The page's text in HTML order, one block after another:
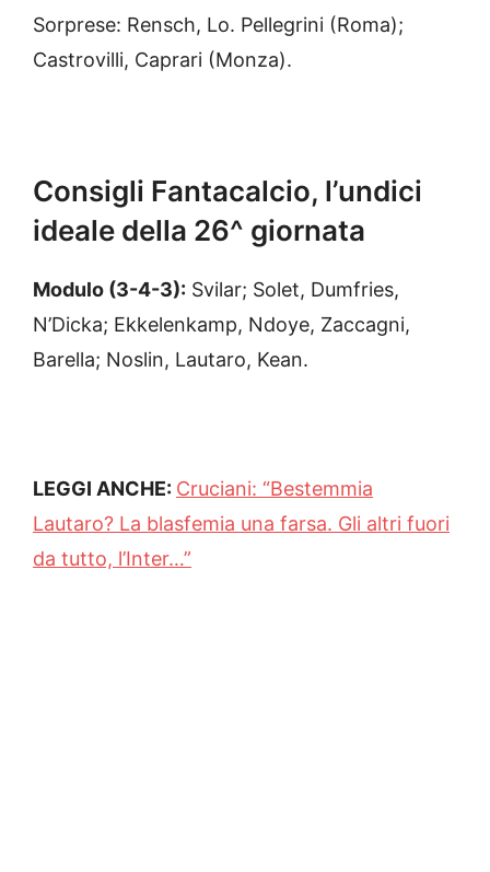
Sorprese: Rensch, Lo. Pellegrini (Roma);
Castrovilli, Caprari (Monza).
Consigli Fantacalcio, l’undici
ideale della 26^ giornata
Modulo (3-4-3): Svilar; Solet, Dumfries,
N’Dicka; Ekkelenkamp, Ndoye, Zaccagni,
Barella; Noslin, Lautaro, Kean.
LEGGI ANCHE: Cruciani: “Bestemmia
Lautaro? La blasfemia una farsa. Gli altri fuori
da tutto, l’Inter…”